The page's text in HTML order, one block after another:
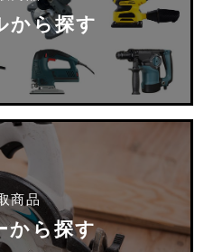
から探す
商品
から探す